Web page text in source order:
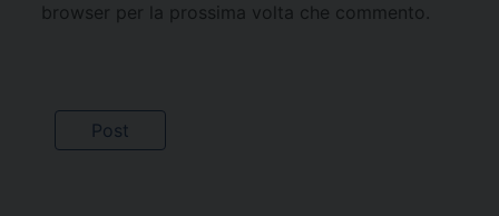
browser per la prossima volta che commento.